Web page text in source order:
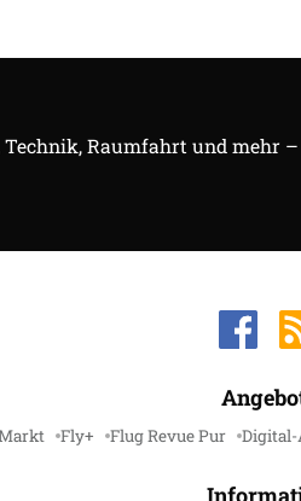
Raumfahrt und mehr
Fly+ Flug Revue Pur Digital-